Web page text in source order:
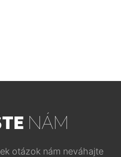
NÁM
otázok nám neváhajte